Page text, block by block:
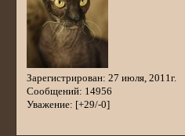
Зарегистрирован: 27 июля, 2011г.
Сообщений: 14956
Уважение: [+29/-0]